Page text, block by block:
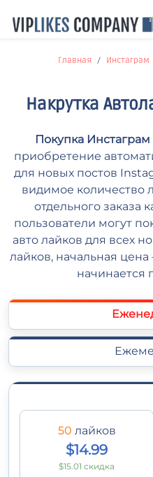
Главная Инстаграм
Накрутка
Покупка Инстаграм
приобретение
для новых постов
видимое количество
отдельного заказа
пользователи могут
авто лайков для всех
лайков, начальная
начинается
50 лайков
$14.99
$15.01 скидка